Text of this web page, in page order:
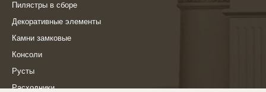
Пилястры в сборе
Декоративные элементы
Камни замковые
Консоли
Русты
Расходники